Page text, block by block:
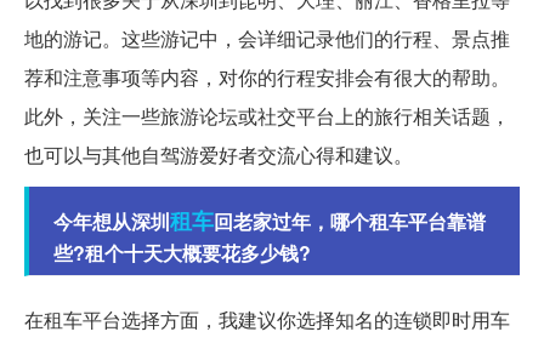
地的游记。这些游记中，会详细记录他们的行程、景点推
荐和注意事项等内容，对你的行程安排会有很大的帮助。
此外，关注一些旅游论坛或社交平台上的旅行相关话题，
也可以与其他自驾游爱好者交流心得和建议。
今年想从深圳租车回老家过年，哪个租车平台靠谱
些?租个十天大概要花多少钱?
在租车平台选择方面，我建议你选择知名的连锁即时用车